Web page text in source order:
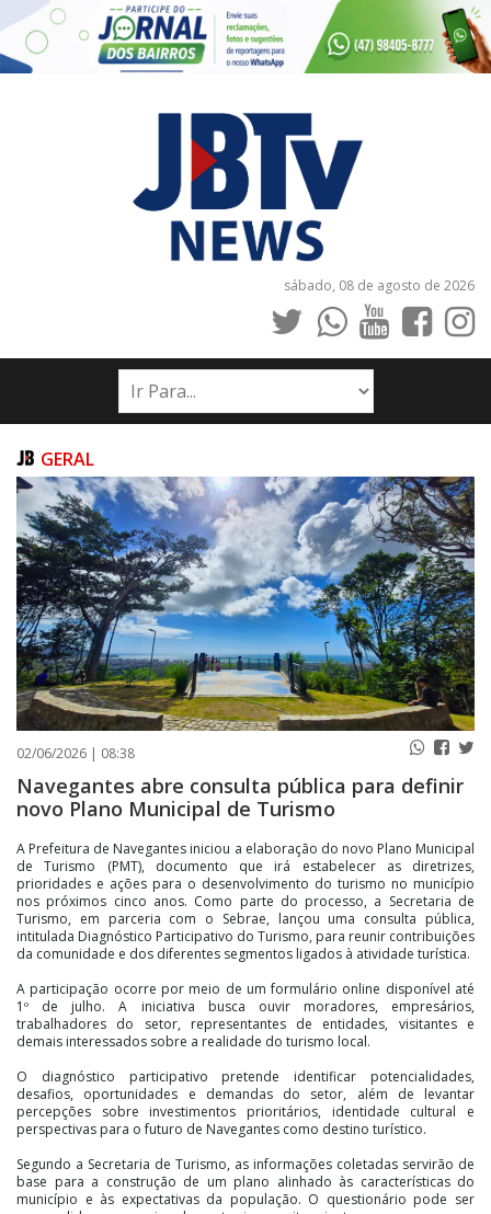
sábado, 08 de agosto de 2026
INÍCIO
NOTÍCIAS
PUBLICAÇÕES LEGAIS
CONTATO
GERAL
02/06/2026 | 08:38
Navegantes abre consulta pública para definir
novo Plano Municipal de Turismo
A Prefeitura de Navegantes iniciou a elaboração do novo Plano Municipal
de Turismo (PMT), documento que irá estabelecer as diretrizes,
prioridades e ações para o desenvolvimento do turismo no município
nos próximos cinco anos. Como parte do processo, a Secretaria de
Turismo, em parceria com o Sebrae, lançou uma consulta pública,
intitulada Diagnóstico Participativo do Turismo, para reunir contribuições
da comunidade e dos diferentes segmentos ligados à atividade turística.
A participação ocorre por meio de um formulário online disponível até
1º de julho. A iniciativa busca ouvir moradores, empresários,
trabalhadores do setor, representantes de entidades, visitantes e
demais interessados sobre a realidade do turismo local.
O diagnóstico participativo pretende identificar potencialidades,
desafios, oportunidades e demandas do setor, além de levantar
percepções sobre investimentos prioritários, identidade cultural e
perspectivas para o futuro de Navegantes como destino turístico.
Segundo a Secretaria de Turismo, as informações coletadas servirão de
base para a construção de um plano alinhado às características do
município e às expectativas da população. O questionário pode ser